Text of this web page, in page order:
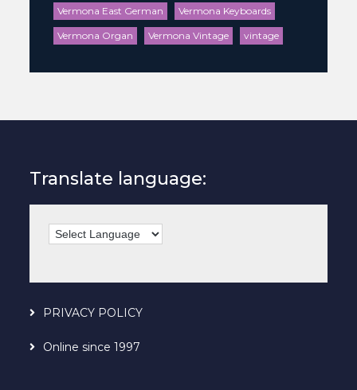
Vermona East German Vermona Keyboards
Vermona Organ Vermona Vintage vintage
Translate language:
PRIVACY POLICY
Online since 1997